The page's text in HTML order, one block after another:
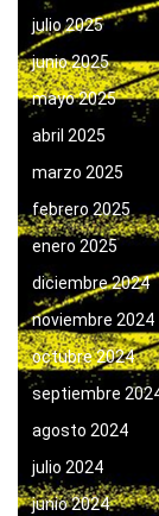
julio 2025
junio 2025
mayo 2025
abril 2025
marzo 2025
febrero 2025
enero 2025
diciembre 2024
noviembre 2024
octubre 2024
septiembre
agosto 2024
julio 2024
junio 2024